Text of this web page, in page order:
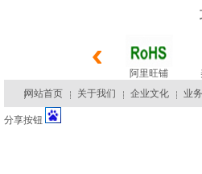
阿里旺铺
网站首页
关于我们 企业文化 业
分享按钮